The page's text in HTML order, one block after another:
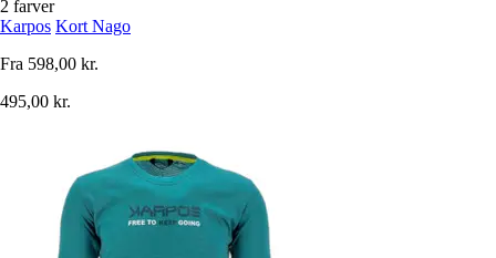
2 farver
Karpos Kort Nago
Fra 598,00 kr.
495,00 kr.